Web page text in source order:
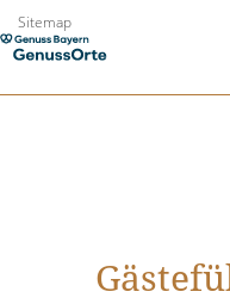
Zum
Inhalt
Sitemap